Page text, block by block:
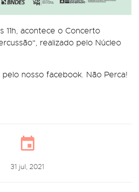
11h, acontece o Concerto
realizado pelo Núcleo
nosso facebook. Não Perca!
31 jul, 2021